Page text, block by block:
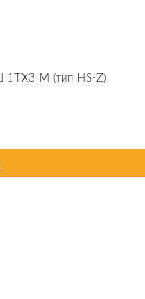
1ТХ3 М (тип HS-Z)